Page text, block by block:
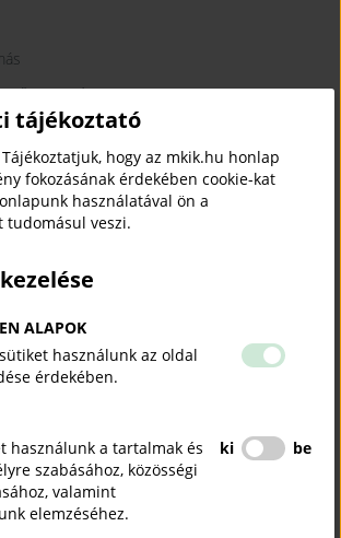
igazgató
Igazgatóság
és tevékenységét bemutató
Üzleti Tanács
tájékoztató
hogy az mkik.hu honlap
fokozásának érdekében cookie-kat
használatával ön a
tudomásul veszi.
ALAPOK
használunk az oldal
érdekében.
használunk a tartalmak és
szabásához, közösségi
valamint
elemzéséhez.
ki be